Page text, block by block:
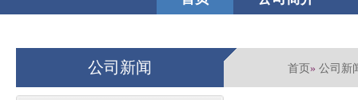
公司新闻 首页» 公司新